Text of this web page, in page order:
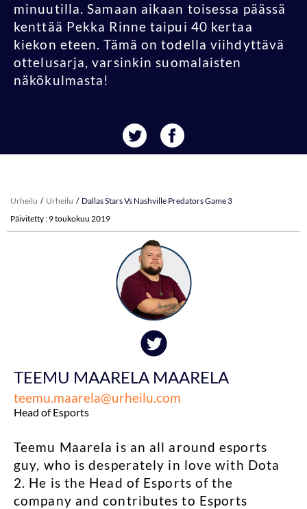
minuutilla. Samaan aikaan toisessa päässä
kenttää Pekka Rinne taipui 40 kertaa
kiekon eteen. Tämä on todella viihdyttävä
ottelusarja, varsinkin suomalaisten
näkökulmasta!
Urheilu Urheilu
Dallas Stars Vs Nashville Predators Game 3
Päivitetty : 9 toukokuu 2019
TEEMU MAARELA MAARELA
teemu.maarela@urheilu.com
Head of Esports
Teemu Maarela is an all around esports
guy, who is desperately in love with Dota
2. He is the Head of Esports of the
company and contributes to Esports